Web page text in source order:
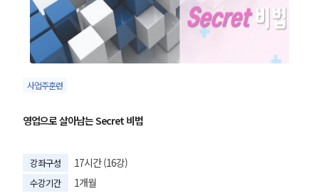
사업주훈련
영업으로 살아남는 Secret 비법
강좌구성 17시간 (16강)
수강기간 1개월